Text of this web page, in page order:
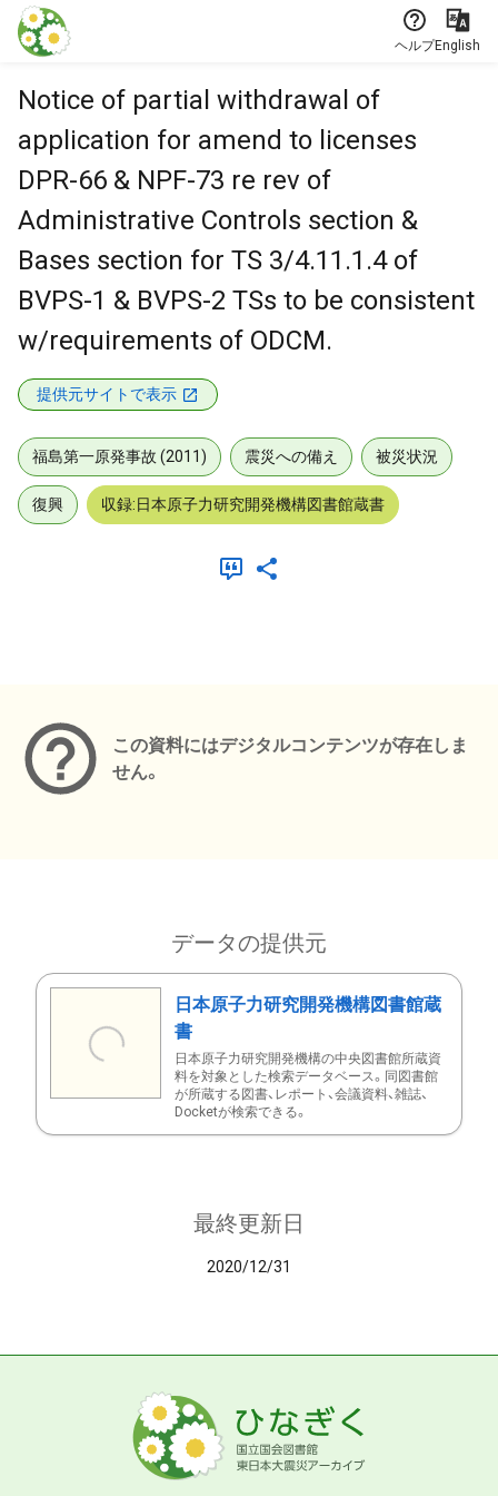
本文に飛ぶ
ヘルプEnglish
Notice of partial withdrawal of
application for amend to licenses
DPR-66 & NPF-73 re rev of
Administrative Controls section &
Bases section for TS 3/4.11.1.4 of
BVPS-1 & BVPS-2 TSs to be consistent
w/requirements of ODCM.
提供元サイトで表示
福島第一原発事故 (2011) 震災への備え 被災状況
復興 収録:日本原子力研究開発機構図書館蔵書
この資料にはデジタルコンテンツが存在しま
せん。
データの提供元
日本原子力研究開発機構図書館蔵
書
日本原子力研究開発機構の中央図書館所蔵資
料を対象とした検索データベース。同図書館
が所蔵する図書、レポート、会議資料、雑誌、
Docketが検索できる。
最終更新日
2020/12/31